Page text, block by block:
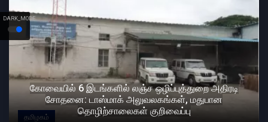
DARK_MODE
தமிழகம்
கோவையில் 6 இடங்களில் லஞ்ச ஒழிப்புத்துறை அதிரடி
சோதனை: டாஸ்மாக் அலுவலகங்கள், மதுபான
தொழிற்சாலைகள் குறிவைப்பு